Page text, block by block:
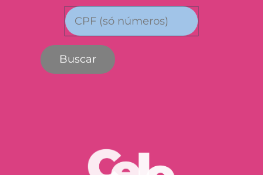
Buscar